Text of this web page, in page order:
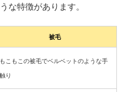
な特徴があります。
被毛
もこもこの被毛でベルベットのような手
触り